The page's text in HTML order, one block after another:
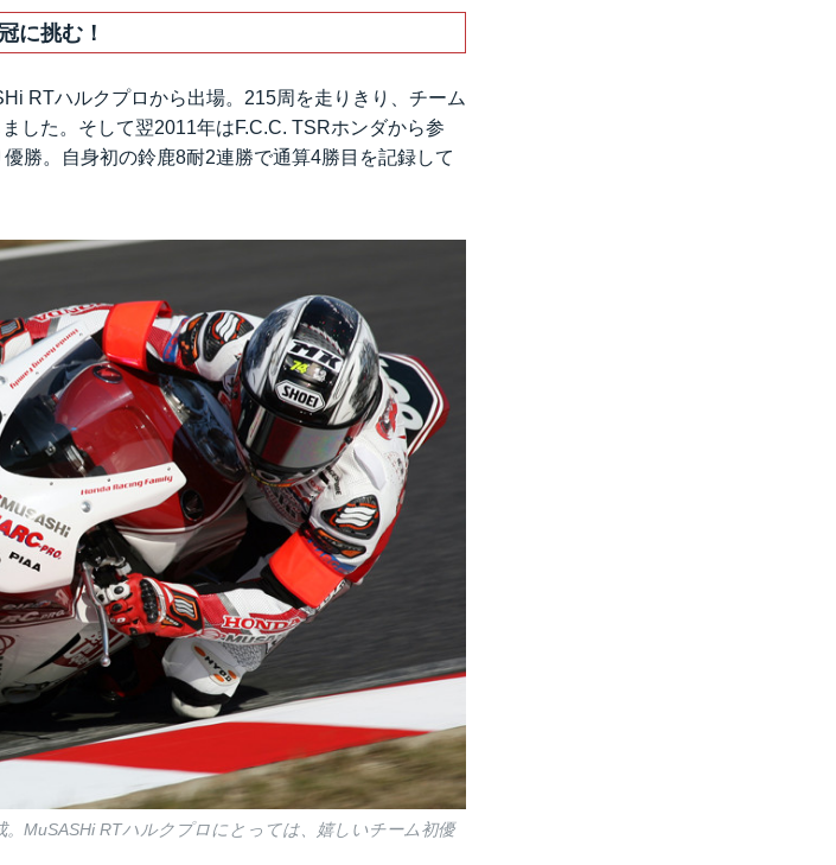
に挑む！
RTハルクプロから出場。215周を走りきり、チーム
した。そして翌2011年はF.C.C. TSRホンダから参
勝。自身初の鈴鹿8耐2連勝で通算4勝目を記録して
MuSASHi RTハルクプロにとっては、嬉しいチーム初優